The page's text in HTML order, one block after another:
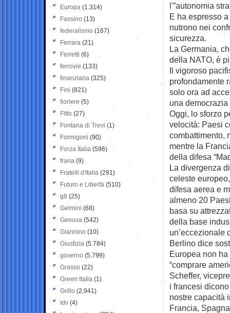
l'”autonomia
E ha espresso
nutrono nei
sicurezza.
La Germania,
della NATO, è
Il vigoroso
profondamente
solo ora ad
una
Oggi, lo sforzo
velocità: Paesi
combattimento,
mentre la
della difesa
La divergenza
celeste
difesa aerea e
almeno 20
basa su
della base
un’eccezionale
Berlino dice
Europea non
“comprare
Scheffer,
i francesi
nostre capacità
Francia,
Europa (1.314)
Fassino (13)
federalismo (167)
Ferrara (21)
Ferretti (6)
ferrovie (133)
finanziaria (325)
Fini (821)
fioriere (5)
Fitto (27)
Fontana di Trevi (1)
Formigoni (90)
Forza Italia (596)
frana (9)
Fratelli d'Italia (291)
Futuro e Libertà (510)
g8 (25)
Gelmini (68)
Genova (542)
Giannino (10)
Giustizia (5.784)
governo (5.799)
Grasso (22)
Green Italia (1)
Grillo (2.941)
Idv (4)